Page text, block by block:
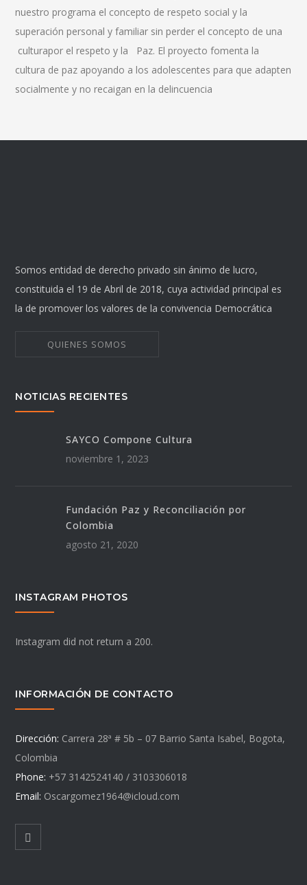
nuestro programa el concepto de respeto social y la
superación personal y familiar sin perder el concepto de una
culturapor el respeto y la Paz. El proyecto fomenta la
cultura de paz apoyando a los adolescentes para que adapten
socialmente y no recaigan en la delincuencia
Somos entidad de derecho privado sin ánimo de lucro,
constituida el 19 de Abril de 2018, cuya actividad principal es
la de promover los valores de la convivencia Democrática
QUIENES SOMOS
NOTICIAS RECIENTES
SAYCO Compone Cultura
noviembre 1, 2023
Fundación Paz y Reconciliación por
Colombia
agosto 21, 2020
INSTAGRAM PHOTOS
Instagram did not return a 200.
INFORMACIÓN DE CONTACTO
Dirección: Carrera 28ª # 5b – 07 Barrio Santa Isabel, Bogota,
Colombia
Phone: +57 3142524140 / 3103306018
Email: Oscargomez1964@icloud.com